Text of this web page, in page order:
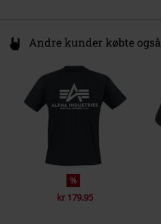
Andre kunder købte også
%
kr 179.95